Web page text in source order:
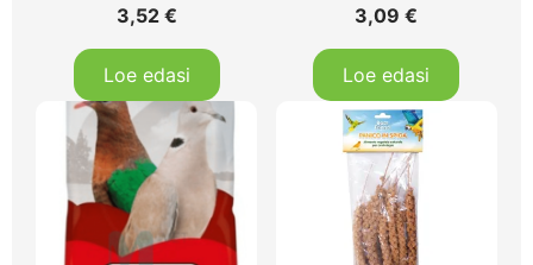
3,52 €
Loe edasi
3,09€
Loe edasi